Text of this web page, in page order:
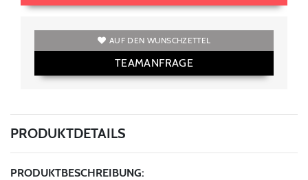
AUF DEN WUNSCHZETTEL
TEAMANFRAGE
PRODUKTDETAILS
PRODUKTBESCHREIBUNG: